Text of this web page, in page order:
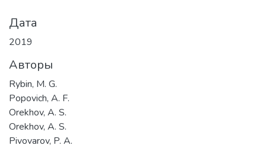
Дата
2019
Авторы
Rybin, M. G.
Popovich, A. F.
Orekhov, A. S.
Orekhov, A. S.
Pivovarov, P. A.